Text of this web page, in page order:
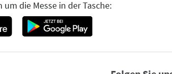
die Messe in der Tasche: